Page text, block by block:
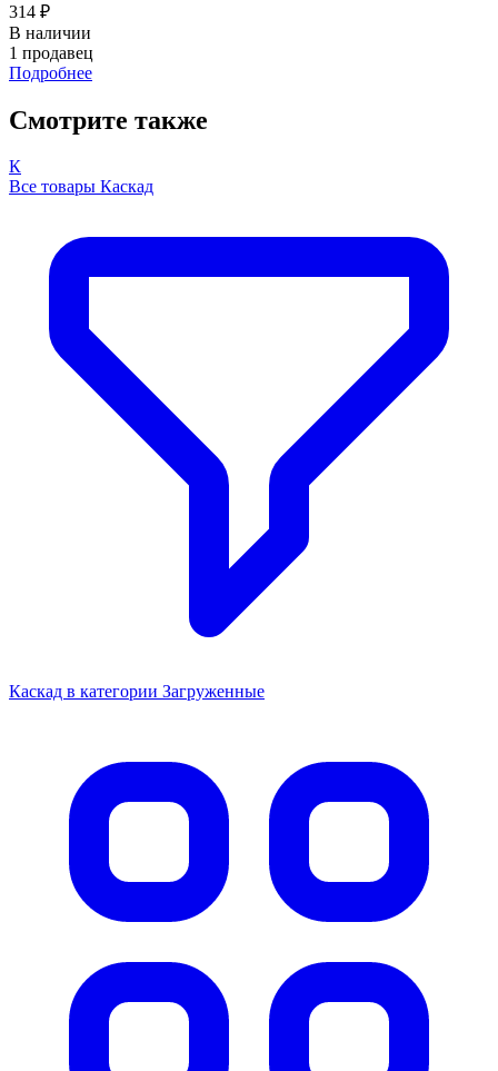
314 ₽
В наличии
1 продавец
Подробнее
Смотрите также
К
Все товары Каскад
Каскад в категории Загруженные